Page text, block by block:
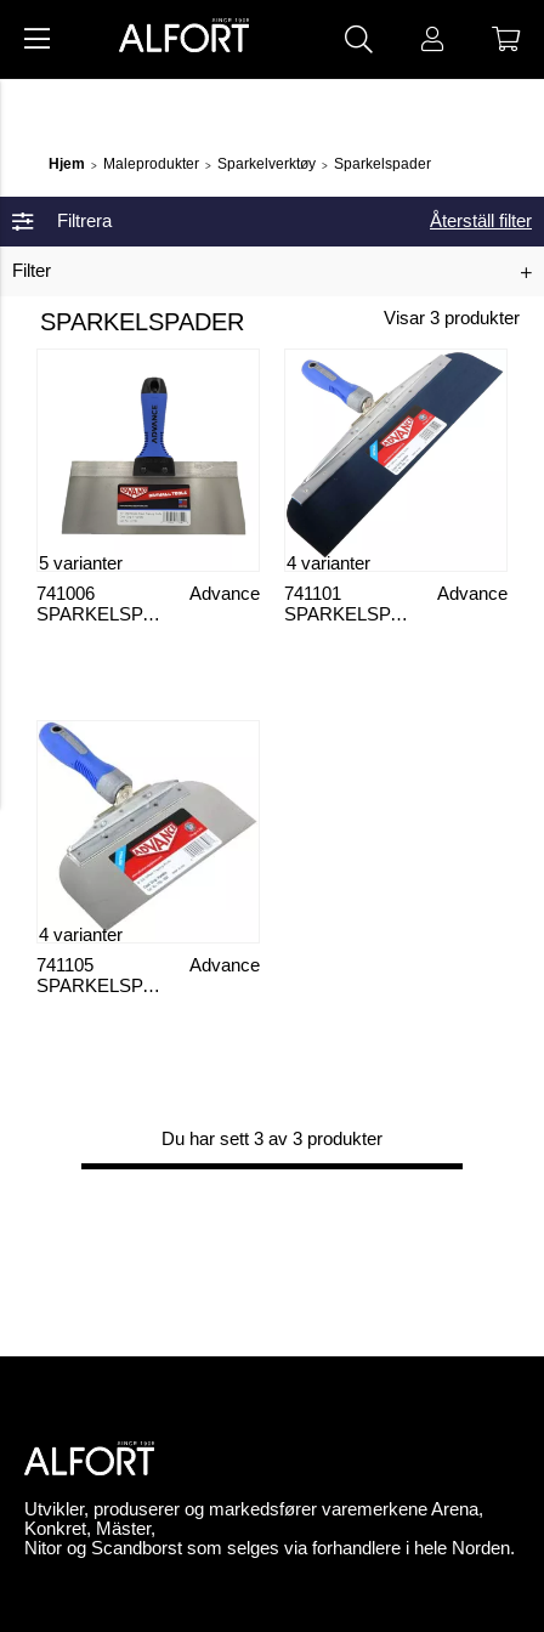
Hjem > Maleprodukter > Sparkelverktøy > Sparkelspader
Filtrera
Filter
Återställ filter
SPARKELSPADER Visar 3 produkter
SPARKELSPADE COOL GRIP RS
Advance
741006
5 varianter
SPARKELSPADE COOL GRIP 2 OFF-SET
Advance
741101
4 varianter
SPARKELSPADE COOL GRIP 2 OFF-SET RS
Advance
741105
4 varianter
Du har sett 3 av 3 produkter
Utvikler, produserer og markedsfører varemerkene Arena,
Konkret, Mäster,
Nitor og Scandborst som selges via forhandlere i hele Norden.